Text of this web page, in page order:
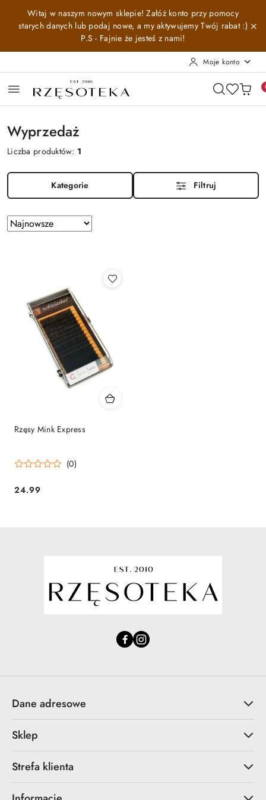
Przejdź do treści głównej
Przejdź do wyszukiwarki
Przejdź do moje konto
Przejdź do menu głównego
Przejdź do stopki
Witaj w naszym nowym sklepie! Załóż konto przy pomocy
starych danych lub podaj nowe, a my aktywujemy Twój rabat :)
P.S - Fajnie że jesteś z nami!
Moje konto
Wyprzedaż
Liczba produktów: 1
Kategorie Filtruj
Zastosowano
sortowanie:
Sortuj
według
Rzęsy Mink Express
(0)
Cena:
24.99
Dane adresowe
Sklep
Strefa klienta